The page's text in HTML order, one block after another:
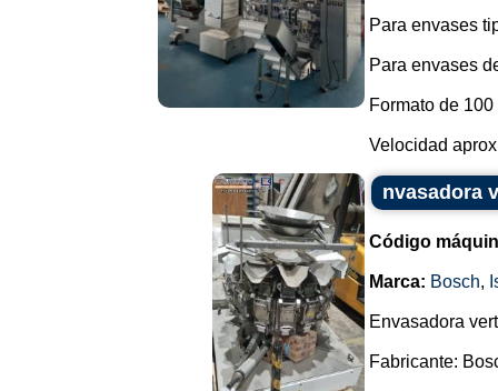
Para envases
Para envases
Formato de
Velocidad
nvasadora
Código
Marca: Bosch,
Envasadora
Fabricante: